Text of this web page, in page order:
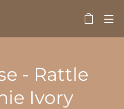
- Rattle
Ivory